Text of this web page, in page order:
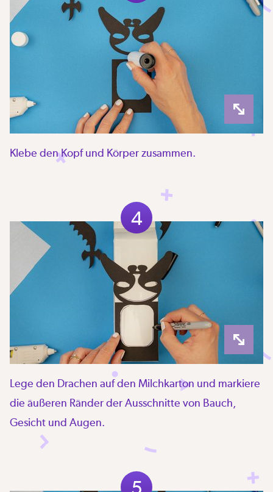
Klebe den Kopf und Körper zusammen.
4
Lege den Drachen auf den Milchkarton und markiere
die äußeren Ränder der Ausschnitte von Bauch,
Gesicht und Augen.